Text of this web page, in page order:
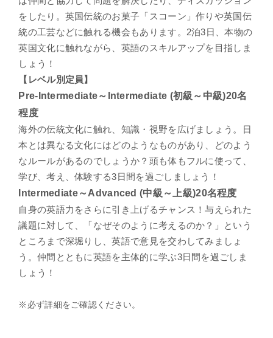
をしたり。英国伝統のお菓子「スコーン」作りや英国伝
統の工芸などに触れる機会もあります。2泊3日、本物の
英国文化に触れながら、英語のスキルアップを目指しま
しょう！
【レベル別定員】
Pre-Intermediate～Intermediate (初級～中級)20名
程度
海外の伝統文化に触れ、知識・視野を広げましょう。日
本とは異なる文化にはどのようなものがあり、どのよう
なルールがあるのでしょうか？頭も体もフルに使って、
学び、考え、体験する3日間を過ごしましょう！
Intermediate～Advanced (中級～上級)20名程度
自身の英語力をさらに引き上げるチャンス！与えられた
議題に対して、「なぜそのように考えるのか？」という
ところまで深堀りし、英語で意見を交わしてみましょ
う。仲間とともに英語を主体的に学ぶ3日間を過ごしま
しょう！
※必ず詳細をご確認ください。